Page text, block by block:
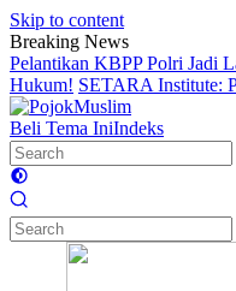
Skip to content
Breaking News
Pelantikan KBPP Polri Jadi
Hukum! SETARA Institute:
Beli Tema IniIndeks